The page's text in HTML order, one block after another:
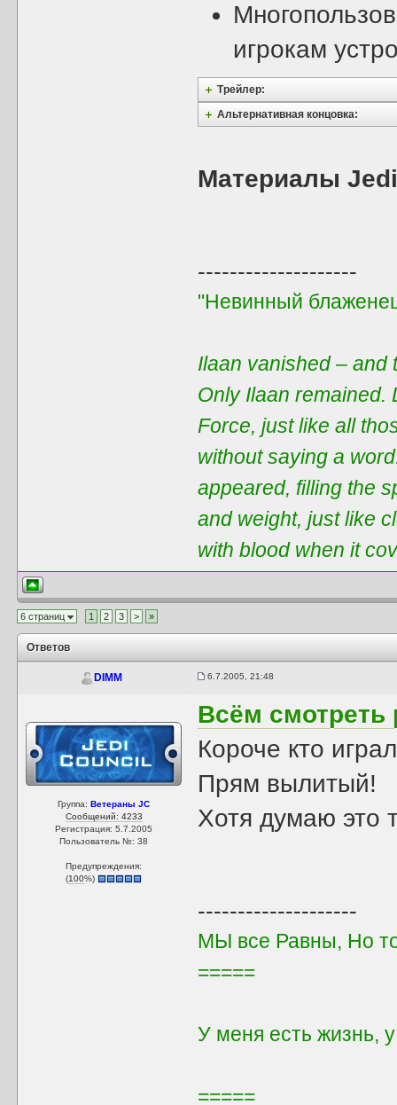
игрокам
Трейлер:
Альтернативная концовка:
Материалы
--------------------
"Невинный
Ilaan vanished – and
Only Ilaan remained.
Force, just like all
without saying a
appeared, filling the
and weight, just like
with blood when it
6 страниц 1 2 3 > »
Ответов
DIMM 6.7.2005, 21:48
Группа:Ветераны JC
Сообщений: 4233
Регистрация: 5.7.2005
Пользователь №: 38
Предупреждения:
(100%)
Всём
Короче кто
Прям вылитый!
Хотя думаю это
--------------------
МЫ все Равны, Но
=====
У меня есть жизнь,
=====